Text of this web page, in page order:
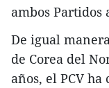
ambos
De igual
de Corea del
años, el PCV